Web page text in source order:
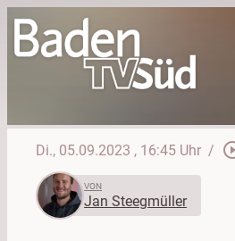
Di., 05.09.2023 , 16:45 Uhr /
VON
Jan Steegmüller